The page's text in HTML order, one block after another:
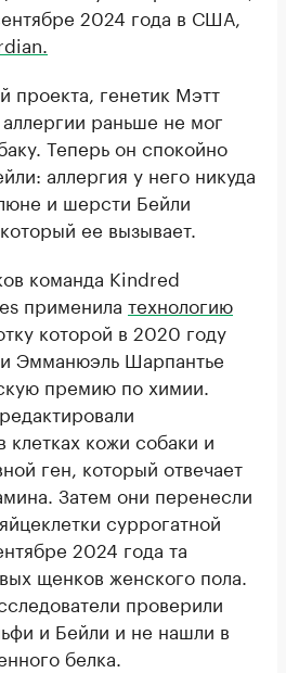
2024 года в США,
проекта, генетик Мэтт
раньше не мог
Теперь он спокойно
аллергия у него никуда
и шерсти Бейли
ее вызывает.
команда Kindred
применила технологию
которой в 2020 году
Эмманюэль Шарпантье
премию по химии.
клетках кожи собаки и
ген, который отвечает
Затем они перенесли
суррогатной
2024 года та
щенков женского пола.
проверили
и Бейли и не нашли в
белка.